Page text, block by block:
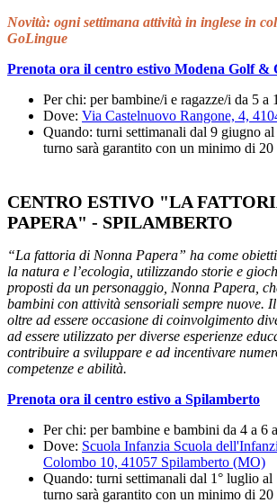
Novità: ogni settimana attività in inglese in
GoLingue
Prenota ora il centro estivo Modena Golf
Per chi: per bambine/i e ragazze/i da 5 a
Dove: Via Castelnuovo Rangone, 4,
Quando: turni settimanali dal 9 giugno al
turno sarà garantito con un minimo di 20
CENTRO ESTIVO "LA
PAPERA" - SPILAMBERTO
“La fattoria di Nonna Papera” ha come
la natura e l’ecologia, utilizzando storie e
proposti da un personaggio, Nonna Papera,
bambini con attività sensoriali sempre nuove.
oltre ad essere occasione di coinvolgimento
ad essere utilizzato per diverse esperienze
contribuire a sviluppare e ad incentivare
competenze e abilità.
Prenota ora il centro estivo a Spilamberto
Per chi: per bambine e bambini da 4 a 6
Dove: Scuola Infanzia Scuola
Colombo 10, 41057 Spilamberto (MO)
Quando: turni settimanali dal 1° luglio al
turno sarà garantito con un minimo di 20